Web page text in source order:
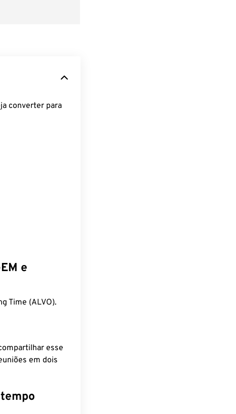
converter para
e
Time (ALVO).
esse
em dois